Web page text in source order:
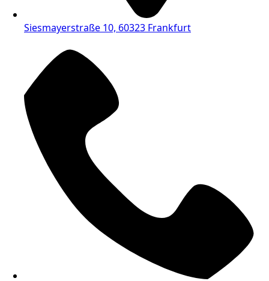
Siesmayerstraße 10, 60323 Frankfurt